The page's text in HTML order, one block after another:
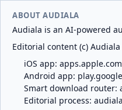
ABOUT AUDIALA
Audiala is an AI-powered
Editorial content (c)
iOS app:
Android app:
Smart download router:
Editorial process: